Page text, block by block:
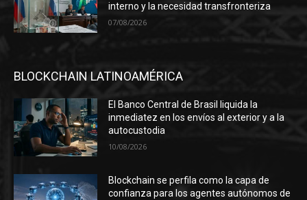
interno y la necesidad transfronteriza
07/08/2026
BLOCKCHAIN LATINOAMÉRICA
El Banco Central de Brasil liquida la
inmediatez en los envíos al exterior y a la
autocustodia
10/08/2026
Blockchain se perfila como la capa de
confianza para los agentes autónomos de